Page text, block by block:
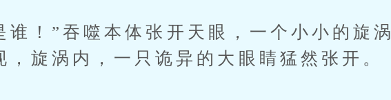
！”吞噬本体张开天眼，一个小小的旋涡
，旋涡内，一只诡异的大眼睛猛然张开。